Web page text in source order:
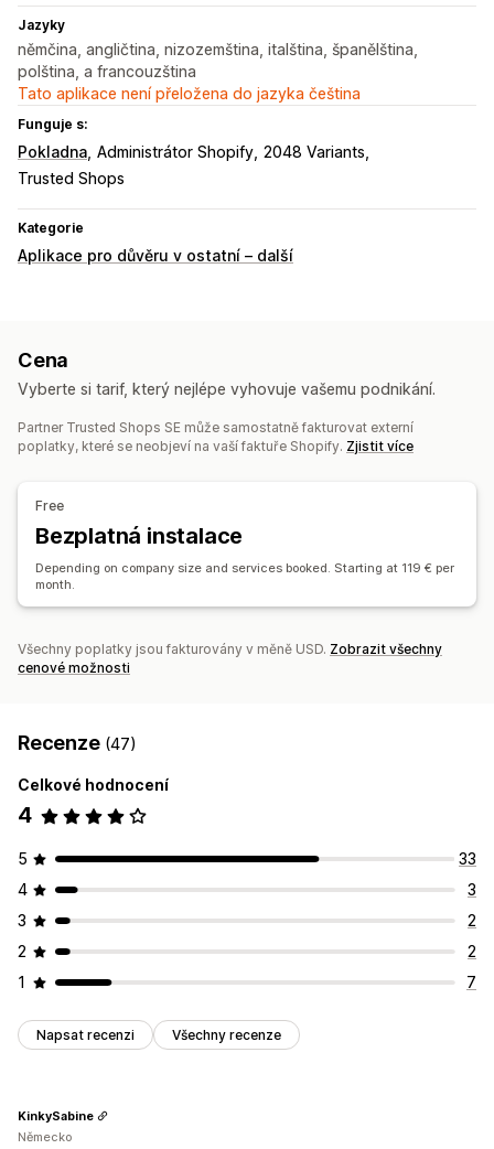
Jazyky
němčina, angličtina, nizozemština, italština, španělština,
polština, a francouzština
Tato aplikace není přeložena do jazyka čeština
Funguje s:
Pokladna Administrátor Shopify 2048 Variants
Trusted Shops
Kategorie
Aplikace pro důvěru v ostatní – další
Cena
Vyberte si tarif, který nejlépe vyhovuje vašemu podnikání.
Partner Trusted Shops SE může samostatně fakturovat externí
poplatky, které se neobjeví na vaší faktuře Shopify. Zjistit více
Free
Bezplatná instalace
Depending on company size and services booked. Starting at 119 € per
month.
Všechny poplatky jsou fakturovány v měně USD. Zobrazit všechny
cenové možnosti
Recenze (47)
Celkové hodnocení
4
5
33
4
3
3
2
2
2
1
7
Napsat recenzi Všechny recenze
KinkySabine
Německo